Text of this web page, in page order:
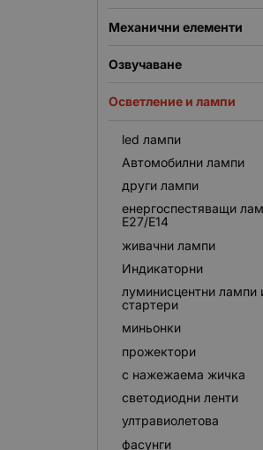
Механични елементи
Озвучаване
Осветление и лампи
led лампи
Автомобилни лампи
други лампи
енергоспестяващи
E27/E14
живачни лампи
Индикаторни
луминисцентни лампи
стартери
миньонки
прожектори
с нажежаема жичка
светодиодни ленти
ултравиолетова
фасунги